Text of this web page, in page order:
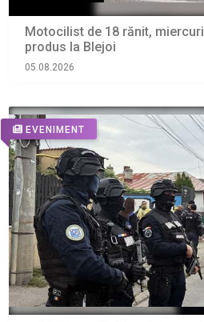
Motocilist de 18 rănit,
produs la Blejoi
05.08.2026
EVENIMENT